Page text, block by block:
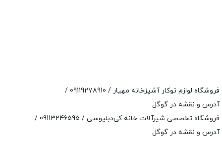
فروشگاه لوازم توکار آشپزخانه مهیار / 09119278910
/
آدرس و نقشه در گوگل
فروشگاه تخصصی شیرآلات خانه کی‌دبلیوسی / 09113246595
/
آدرس و نقشه در گوگل